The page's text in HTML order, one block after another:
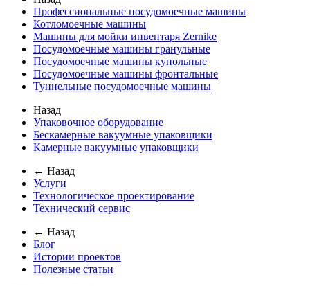
Профессиональные посудомоечные машины
Котломоечные машины
Машины для мойки инвентаря Zernike
Посудомоечные машины гранульные
Посудомоечные машины купольные
Посудомоечные машины фронтальные
Туннельные посудомоечные машины
Назад
Упаковочное оборудование
Бескамерные вакуумные упаковщики
Камерные вакуумные упаковщики
← Назад
Услуги
Технологическое проектирование
Технический сервис
← Назад
Блог
Истории проектов
Полезные статьи